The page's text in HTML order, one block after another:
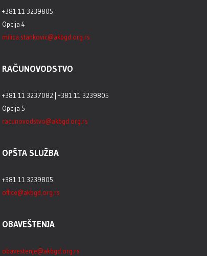
+381 11 3239805
Opcija 4
milica.stankovic@akbgd.org.rs
RAČUNOVODSTVO
+381 11 3237082 | +381 11 3239805
Opcija 5
racunovodstvo@akbgd.org.rs
OPŠTA SLUŽBA
+381 11 3239805
office@akbgd.org.rs
OBAVEŠTENJA
obavestenje@akbgd.org.rs